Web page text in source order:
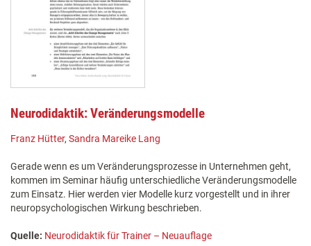
Neurodidaktik: Veränderungsmodelle
Franz Hütter, Sandra Mareike Lang
Gerade wenn es um Veränderungsprozesse in Unternehmen geht,
kommen im Seminar häufig unterschiedliche Veränderungsmodelle
zum Einsatz. Hier werden vier Modelle kurz vorgestellt und in ihrer
neuropsychologischen Wirkung beschrieben.
Quelle: Neurodidaktik für Trainer – Neuauflage